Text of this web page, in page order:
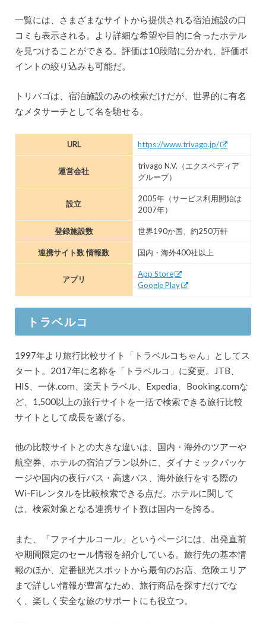
一覧には、さまざまなサイトから提供される宿泊施設の口
コミも表示される。より詳細な希望や目的に合ったホテル
を見つけることができる。評価は10段階に分かれ、評価ポ
イントの絞り込みも可能だ。
トリバゴは、宿泊施設のみの検索だけだが、世界的に有名
なメタサーチとして名を馳せる。
URL https://www.trivago.jp/
運営会社
trivago N.V.（エクスペディア
グループ）
設立
2005年（サービス利用開始は
2007年）
登録施設数 世界190か国、約250万軒
連携サイト数 情報数 国内・海外400社以上
アプリ
App Store
Google Play
トラベルコ
1997年より旅行比較サイト「トラベルコちゃん」としてス
タート。2017年に名称を「トラベルコ」に変更。JTB、
HIS、一休.com、楽天トラベル、Expedia、Booking.comな
ど、1,500以上の旅行サイトを一括で検索できる旅行比較
サイトとして成長を遂げる。
他の比較サイトとの大きな違いは、国内・海外のツアーや
航空券、ホテルの宿泊プラン以外に、ダイナミックパッケ
ージや国内の夜行バス・高速バス、海外旅行をする際の
Wi-Fiレンタルを比較検索できる点だ。ホテルに関して
は、検索対象となる連携サイト数は国内一を誇る。
また、「ファイナルコール」というページには、出発直前
や期間限定のセール情報を紹介している。旅行先の基本情
報のほか、定番観光スポットから最旬のお店、危険エリア
まで詳しい情報が豊富なため、旅行商品を探すだけでな
く、楽しく安全な旅のサポートにも役立つ。